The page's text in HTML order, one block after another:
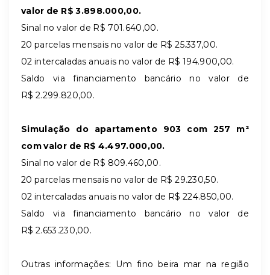
valor de R$ 3.898.000,00.
Sinal no valor de R$ 701.640,00.
20 parcelas mensais no valor de R$ 25.337,00.
02 intercaladas anuais no valor de R$ 194.900,00.
Saldo via financiamento bancário no valor de
R$ 2.299.820,00.
Simulação do apartamento 903 com 257 m²
com valor de R$ 4.497.000,00.
Sinal no valor de R$ 809.460,00.
20 parcelas mensais no valor de R$ 29.230,50.
02 intercaladas anuais no valor de R$ 224.850,00.
Saldo via financiamento bancário no valor de
R$ 2.653.230,00.
Outras informações: Um fino beira mar na região